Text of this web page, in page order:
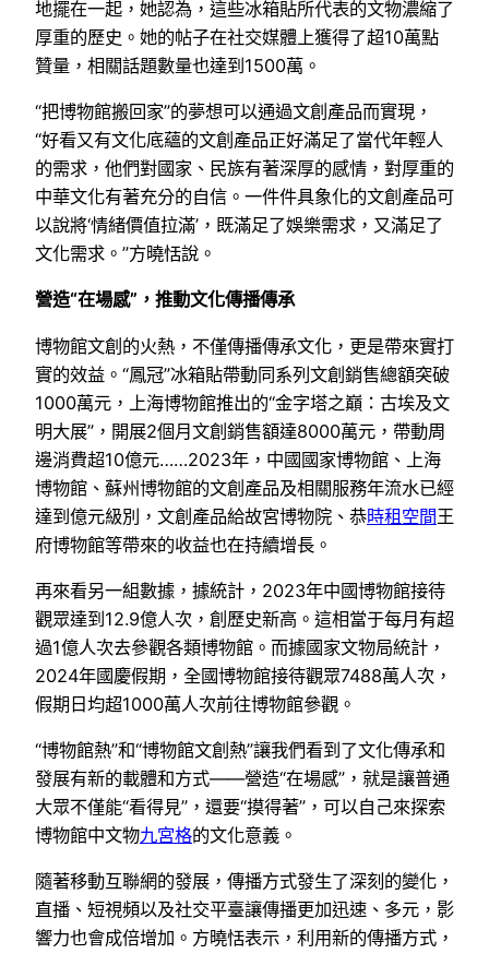
地擺在一起，她認為，這些冰箱貼所代表的文物濃縮了
厚重的歷史。她的帖子在社交媒體上獲得了超10萬點
贊量，相關話題數量也達到1500萬。
“把博物館搬回家”的夢想可以通過文創產品而實現，
“好看又有文化底蘊的文創產品正好滿足了當代年輕人
的需求，他們對國家、民族有著深厚的感情，對厚重的
中華文化有著充分的自信。一件件具象化的文創產品可
以說將‘情緒價值拉滿’，既滿足了娛樂需求，又滿足了
文化需求。”方曉恬說。
營造“在場感”，推動文化傳播傳承
博物館文創的火熱，不僅傳播傳承文化，更是帶來實打
實的效益。“鳳冠”冰箱貼帶動同系列文創銷售總額突破
1000萬元，上海博物館推出的“金字塔之巔：古埃及文
明大展”，開展2個月文創銷售額達8000萬元，帶動周
邊消費超10億元……2023年，中國國家博物館、上海
博物館、蘇州博物館的文創產品及相關服務年流水已經
達到億元級別，文創產品給故宮博物院、恭時租空間王
府博物館等帶來的收益也在持續增長。
再來看另一組數據，據統計，2023年中國博物館接待
觀眾達到12.9億人次，創歷史新高。這相當于每月有超
過1億人次去參觀各類博物館。而據國家文物局統計，
2024年國慶假期，全國博物館接待觀眾7488萬人次，
假期日均超1000萬人次前往博物館參觀。
“博物館熱”和“博物館文創熱”讓我們看到了文化傳承和
發展有新的載體和方式——營造“在場感”，就是讓普通
大眾不僅能“看得見”，還要“摸得著”，可以自己來探索
博物館中文物九宮格的文化意義。
隨著移動互聯網的發展，傳播方式發生了深刻的變化，
直播、短視頻以及社交平臺讓傳播更加迅速、多元，影
響力也會成倍增加。方曉恬表示，利用新的傳播方式，